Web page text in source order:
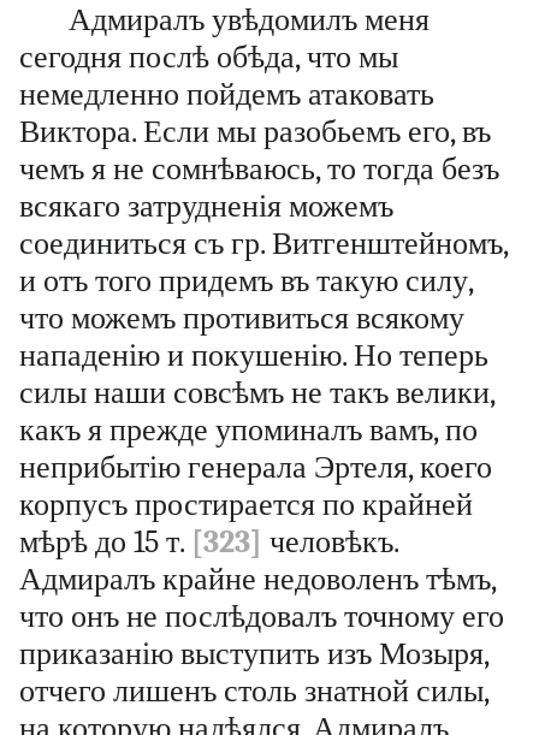
Адмиралъ увѣдомилъ меня
сегодня послѣ обѣда, что мы
немедленно пойдемъ атаковать
Виктора. Если мы разобьемъ его, въ
чемъ я не сомнѣваюсь, то тогда безъ
всякаго затрудненія можемъ
соединиться съ гр. Витгенштейномъ,
и отъ того придемъ въ такую силу,
что можемъ противиться всякому
нападенію и покушенію. Но теперь
силы наши совсѣмъ не такъ велики,
какъ я прежде упоминалъ вамъ, по
неприбытію генерала Эртеля, коего
корпусъ простирается по крайней
мѣрѣ до 15 т. [323] человѣкъ.
Адмиралъ крайне недоволенъ тѣмъ,
что онъ не послѣдовалъ точному его
приказанію выступить изъ Мозыря,
отчего лишенъ столь знатной силы,